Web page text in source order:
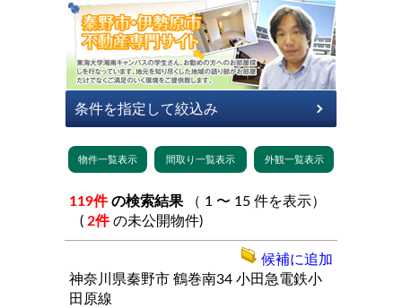
119件 の検索結果
( 2件 の未公開物件)
神奈川県秦野市 鶴巻南34 小田急電鉄小
田原線
候補に追加